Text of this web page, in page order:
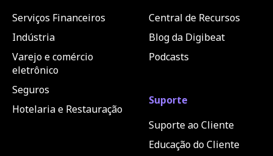
Serviços Financeiros
Indústria
Varejo e comércio
eletrônico
Seguros
Hotelaria e Restauração
Central de Recursos
Blog da Digibeat
Podcasts
Suporte
Suporte ao Cliente
Educação do Cliente